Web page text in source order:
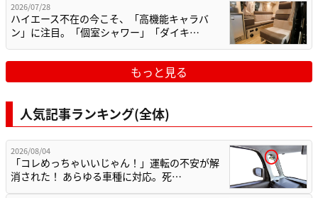
2026/07/28
ハイエース不在の今こそ、「高機能キャラバ
ン」に注目。「個室シャワー」「ダイキ…
もっと見る
人気記事ランキング(全体)
2026/08/04
「コレめっちゃいいじゃん！」運転の不安が解
消された！ あらゆる車種に対応。死…